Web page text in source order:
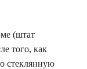
(штат
того, как
стеклянную